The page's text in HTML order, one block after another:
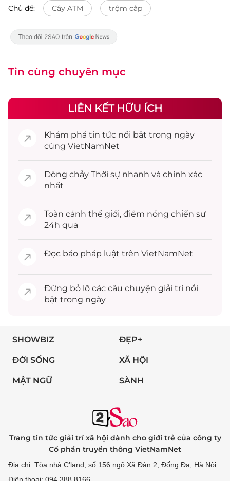
Chủ đề: Cây ATM trộm cắp
Tin cùng chuyên mục
LIÊN KẾT HỮU ÍCH
Khám phá tin tức nổi bật trong ngày
cùng VietNamNet
Dòng chảy Thời sự nhanh và chính xác
nhất
Toàn cảnh thế giới, điểm nóng chiến sự
24h qua
Đọc báo pháp luật trên VietNamNet
Đừng bỏ lỡ các câu chuyện giải trínổi
bật trong ngày
SHOWBIZ ĐẸP+
ĐỜI SỐNG XÃ HỘI
MẬT NGỮ SÀNH
Trang tin tức giải trí xã hội dành cho giới trẻ của công ty
Cổ phần truyền thông VietNamNet
Địa chỉ: Tòa nhà C’land, số 156 ngõ Xã Đàn 2, Đống Đa, Hà Nội